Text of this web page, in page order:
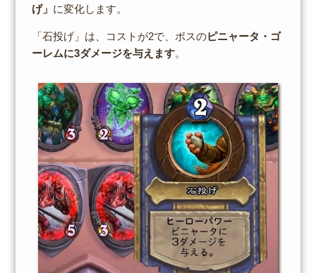
げ」 に変化します。
「石投げ」は、コストが2で、ボスのピニャータ・ゴ
ーレムに3ダメージを与えます。